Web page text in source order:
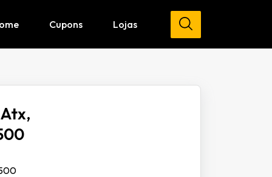
Cupons Lojas